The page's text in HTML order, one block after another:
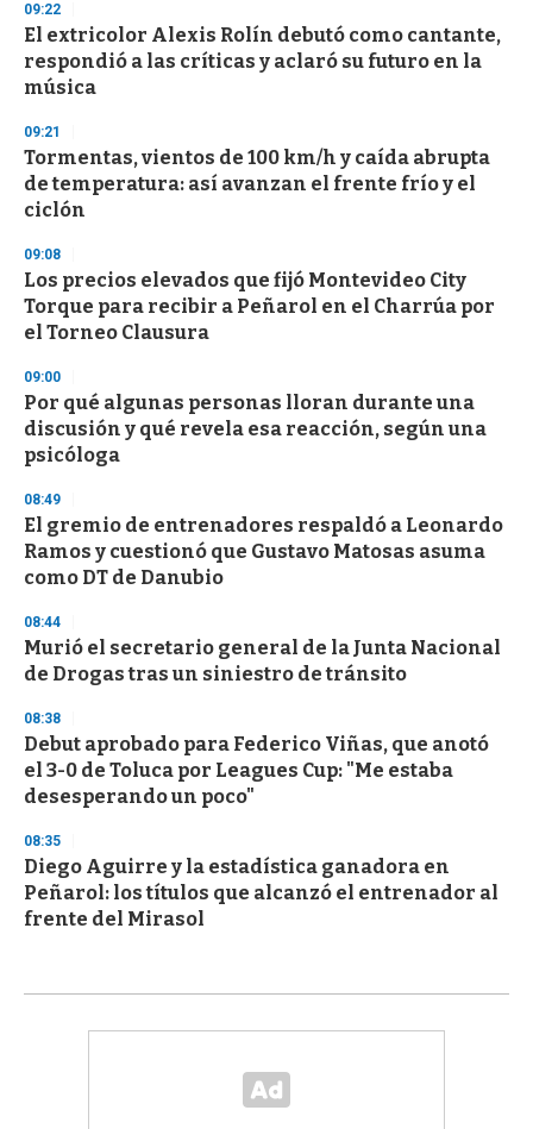
d
s
o
f
3
s
e
c
o
n
09:22
El extricolor Alexis Rolín debutó como cantante,
respondió a las críticas y aclaró su futuro en la
música
09:21
Tormentas, vientos de 100 km/h y caída abrupta
de temperatura: así avanzan el frente frío y el
ciclón
09:08
Los precios elevados que fijó Montevideo City
Torque para recibir a Peñarol en el Charrúa por
el Torneo Clausura
09:00
Por qué algunas personas lloran durante una
discusión y qué revela esa reacción, según una
psicóloga
08:49
El gremio de entrenadores respaldó a Leonardo
Ramos y cuestionó que Gustavo Matosas asuma
como DT de Danubio
08:44
Murió el secretario general de la Junta Nacional
de Drogas tras un siniestro de tránsito
08:38
Debut aprobado para Federico Viñas, que anotó
el 3-0 de Toluca por Leagues Cup: "Me estaba
desesperando un poco"
08:35
Diego Aguirre y la estadística ganadora en
Peñarol: los títulos que alcanzó el entrenador al
frente del Mirasol